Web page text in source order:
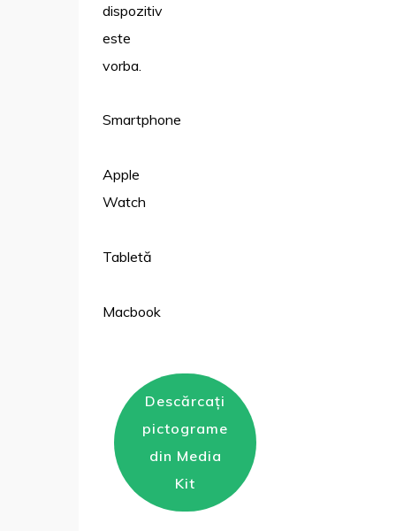
dispozitiv
este
vorba.
Smartphone
Apple
Watch
Tabletă
Macbook
Descărcați
pictograme
din Media
Kit